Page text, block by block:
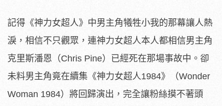
記得《神力女超人》中男主角犧牲小我的那幕讓人熱
淚，相信不只觀眾，連神力女超人本人都相信男主角
克里斯潘恩（Chris Pine）已經死在那場事故中。卻
未料男主角竟在續集《神力女超人1984》（Wonder
Woman 1984）將回歸演出，完全讓粉絲摸不著頭